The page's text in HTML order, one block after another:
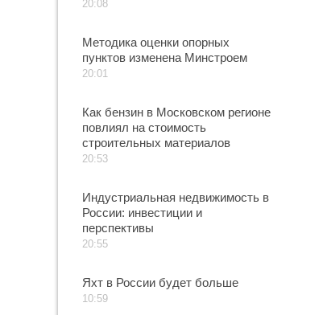
20:08
Методика оценки опорных
пунктов изменена Минстроем
20:01
Как бензин в Московском регионе
повлиял на стоимость
строительных материалов
20:53
Индустриальная недвижимость в
России: инвестиции и
перспективы
20:55
Яхт в России будет больше
10:59